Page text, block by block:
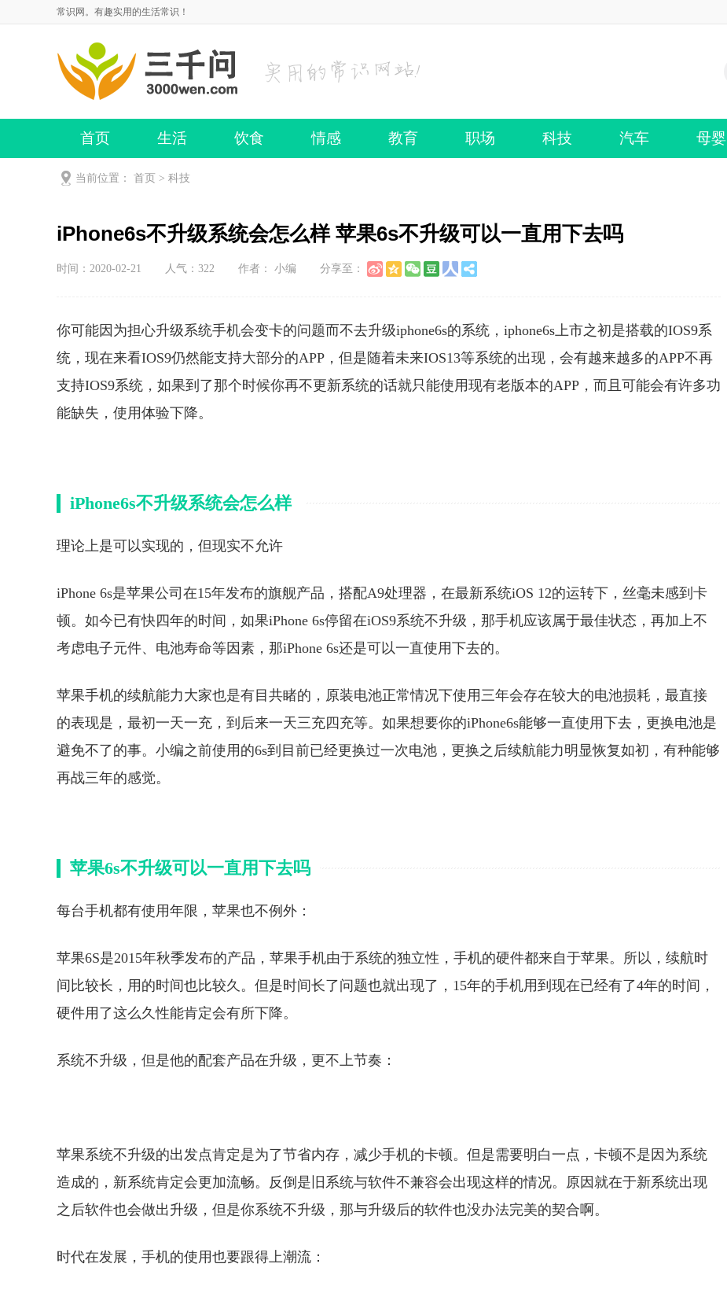
常识网。有趣实用的生活常识！
首页 生活 饮食 情感 教育 职场 科技 汽车 母婴
当前位置： 首页 > 科技
iPhone6s不升级系统会怎么样 苹果6s不升级可以一直用下去吗
时间：2020-02-21 人气： 322 作者： 小编 分享至：
你可能因为担心升级系统手机会变卡的问题而不去升级iphone6s的系统，iphone6s上市之初是搭载的IOS9系
统，现在来看IOS9仍然能支持大部分的APP，但是随着未来IOS13等系统的出现，会有越来越多的APP不再
支持IOS9系统，如果到了那个时候你再不更新系统的话就只能使用现有老版本的APP，而且可能会有许多功
能缺失，使用体验下降。
iPhone6s不升级系统会怎么样
理论上是可以实现的，但现实不允许
iPhone 6s是苹果公司在15年发布的旗舰产品，搭配A9处理器，在最新系统iOS 12的运转下，丝毫未感到卡
顿。如今已有快四年的时间，如果iPhone 6s停留在iOS9系统不升级，那手机应该属于最佳状态，再加上不
考虑电子元件、电池寿命等因素，那iPhone 6s还是可以一直使用下去的。
苹果手机的续航能力大家也是有目共睹的，原装电池正常情况下使用三年会存在较大的电池损耗，最直接
的表现是，最初一天一充，到后来一天三充四充等。如果想要你的iPhone6s能够一直使用下去，更换电池是
避免不了的事。小编之前使用的6s到目前已经更换过一次电池，更换之后续航能力明显恢复如初，有种能够
再战三年的感觉。
苹果6s不升级可以一直用下去吗
每台手机都有使用年限，苹果也不例外：
苹果6S是2015年秋季发布的产品，苹果手机由于系统的独立性，手机的硬件都来自于苹果。所以，续航时
间比较长，用的时间也比较久。但是时间长了问题也就出现了，15年的手机用到现在已经有了4年的时间，
硬件用了这么久性能肯定会有所下降。
系统不升级，但是他的配套产品在升级，更不上节奏：
苹果系统不升级的出发点肯定是为了节省内存，减少手机的卡顿。但是需要明白一点，卡顿不是因为系统
造成的，新系统肯定会更加流畅。反倒是旧系统与软件不兼容会出现这样的情况。原因就在于新系统出现
之后软件也会做出升级，但是你系统不升级，那与升级后的软件也没办法完美的契合啊。
时代在发展，手机的使用也要跟得上潮流：